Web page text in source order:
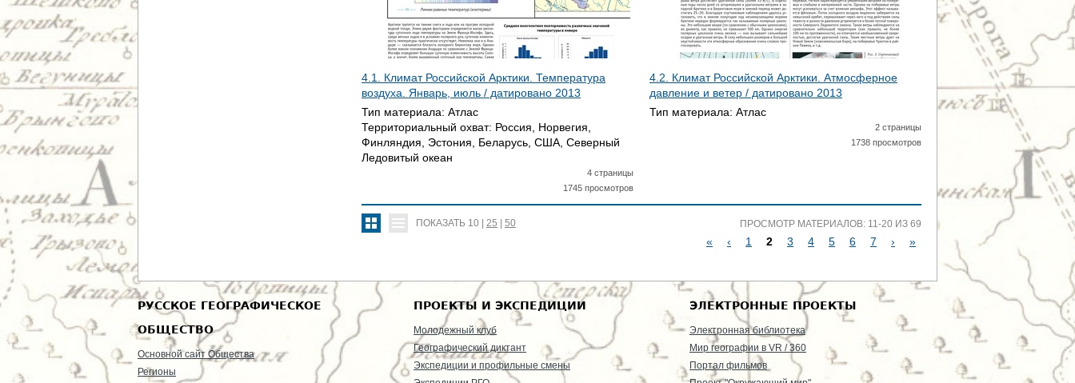
4.1. Климат Российской Арктики. Температура
воздуха. Январь, июль / датировано 2013
Тип материала: Атлас
Территориальный охват: Россия, Норвегия,
Финляндия, Эстония, Беларусь, США, Северный
Ледовитый океан
4 страницы
1745 просмотров
4.2. Климат Российской Арктики. Атмосферное
давление и ветер / датировано 2013
Тип материала: Атлас
2 страницы
1738 просмотров
ПОКАЗАТЬ 10 25 50 ПРОСМОТР МАТЕРИАЛОВ: 11-20 ИЗ 69
Т
Р
А
« ‹ 1 2 3 4 5 6 7 › »
РУССКОЕ ГЕОГРАФИЧЕСКОЕ
ОБЩЕСТВО
Основной сайт Общества
Регионы
ПРОЕКТЫ И ЭКСПЕДИЦИИ
Молодежный клуб
Географический диктант
Экспедиции и профильные смены
ЭЛЕКТРОННЫЕ ПРОЕКТЫ
Электронная библиотека
Мир географии в VR / 360
Портал фильмов